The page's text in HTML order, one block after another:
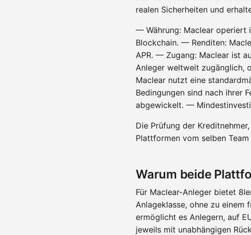
realen Sicherheiten und
— Währung: Maclear operiert
Blockchain. — Renditen:
APR. — Zugang: Maclear ist
Anleger weltweit zugänglich,
Maclear nutzt eine
Bedingungen sind nach ihrer
abgewickelt. —
Die Prüfung der
Plattformen vom selben
Warum beide
Für Maclear-Anleger bietet
Anlageklasse, ohne zu einem
ermöglicht es Anlegern, auf
jeweils mit unabhängigen